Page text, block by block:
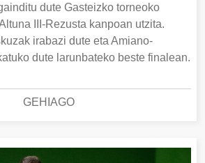
dute Gasteizko torneoko
III-Rezusta kanpoan utzita.
irabazi dute eta Amiano-
dute larunbateko beste finalean.
GEHIAGO